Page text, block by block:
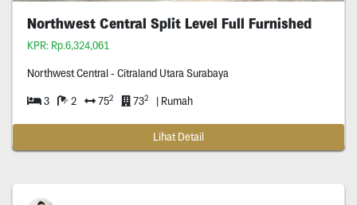
Northwest Central Split Level Full Furnished
KPR: Rp.6,324,061
Northwest Central - Citraland Utara Surabaya
3 2 752 732 | Rumah
Lihat Detail